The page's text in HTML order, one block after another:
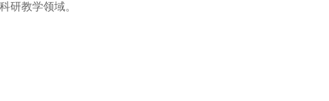
研教学领域。